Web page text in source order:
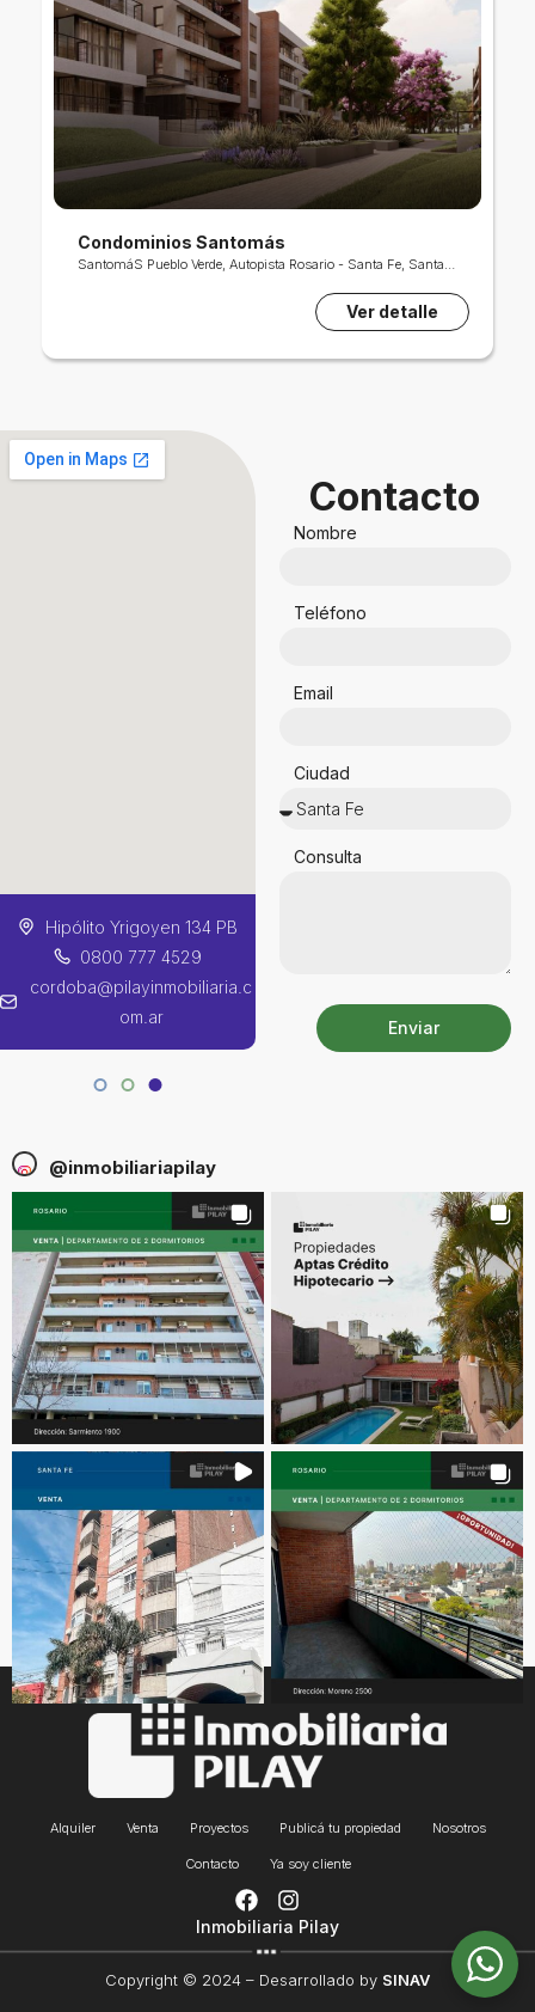
Los Domingos
LOS DOMINGOS - Barrio Abierto, Sauce Viejo, Santa Fe, Argentina
Ver detalle
Hipólito Yrigoyen 134 PB
0800 777 4529
cordoba@pilayinmobiliaria.c
om.ar
m.ar
Contacto
Nombre
Teléfono
Email
Ciudad
Consulta
Enviar
@inmobiliariapilay
Alquiler Venta Proyectos Publicá tu propiedad Nosotros
Contacto Ya soy cliente
Inmobiliaria Pilay
Copyright © 2024 – Desarrollado by SINAV